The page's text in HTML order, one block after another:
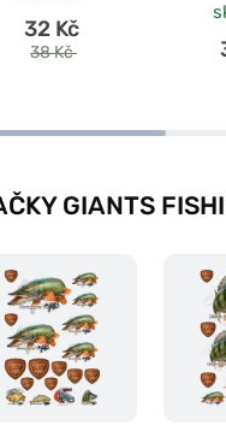
32 Kč
38 Kč
GIANTS